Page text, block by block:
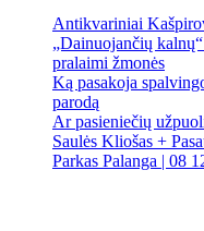
Antikvariniai
„Dainuojančių
pralaimi žmonės
Ką pasakoja
parodą
Ar pasieniečių
Saulės Kliošas +
Parkas Palanga | 08